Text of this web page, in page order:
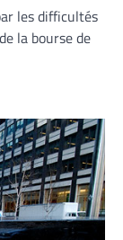
les difficultés
la bourse de